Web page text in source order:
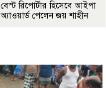
বেস্ট রিপোর্টার হিসেবে আইপা
অ্যাওয়ার্ড পেলেন জয় শাহীন